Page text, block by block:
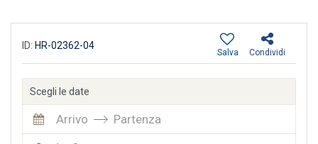
ID: HR-02362-04
Condividi
Salva
Scegli le date
Arrivo Partenza